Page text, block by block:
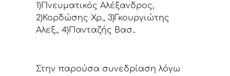
1)Πνευματικός Αλέξανδρος,
2)Κορδώσης Χρ., 3)Γκουργιώτης
Αλεξ., 4)Πανταζής Βασ..
Στην παρούσα συνεδρίαση λόγω